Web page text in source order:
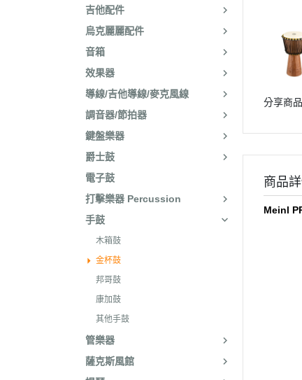
吉他配件
烏克麗麗配件
音箱
效果器
導線/吉他導線/麥克風線
調音器/節拍器
鍵盤樂器
爵士鼓
電子鼓
打擊樂器 Percussion
手鼓
木箱鼓
金杯鼓
邦哥鼓
康加鼓
其他手鼓
管樂器
薩克斯風館
分享商
商品
Meinl